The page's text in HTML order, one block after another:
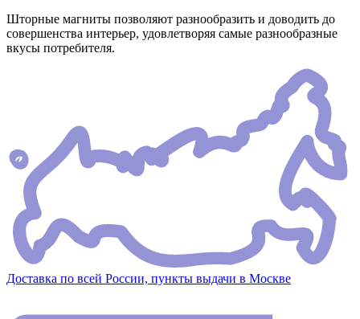
Шторные магниты позволяют разнообразить и доводить до
совершенства интерьер, удовлетворяя самые разнообразные
вкусы потребителя.
Доставка по всей России, пункты выдачи в Москве